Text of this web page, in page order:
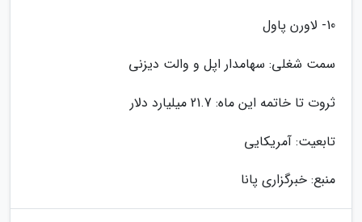
10- لاورن پاول
سمت شغلی: سهامدار اپل و والت دیزنی
ثروت تا خاتمه این ماه: 21.7 میلیارد دلار
تابعیت: آمریکایی
منبع: خبرگزاری پانا